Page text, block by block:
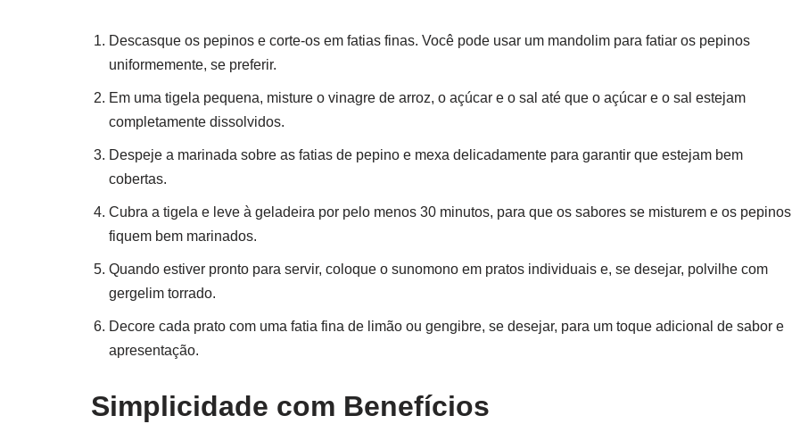
Descasque os pepinos e corte-os em fatias finas. Você pode usar um mandolim para fatiar os pepinos
uniformemente, se preferir.
Em uma tigela pequena, misture o vinagre de arroz, o açúcar e o sal até que o açúcar e o sal estejam
completamente dissolvidos.
Despeje a marinada sobre as fatias de pepino e mexa delicadamente para garantir que estejam bem
cobertas.
Cubra a tigela e leve à geladeira por pelo menos 30 minutos, para que os sabores se misturem e os pepinos
fiquem bem marinados.
Quando estiver pronto para servir, coloque o sunomono em pratos individuais e, se desejar, polvilhe com
gergelim torrado.
Decore cada prato com uma fatia fina de limão ou gengibre, se desejar, para um toque adicional de sabor e
apresentação.
Simplicidade com Benefícios